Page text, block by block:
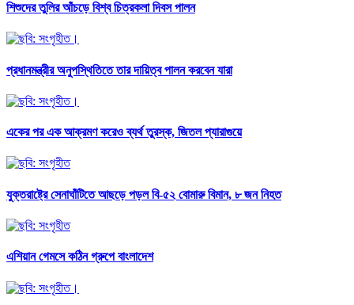
শিশুদের তুলির আঁচড়ে বিশ্ব চিত্রকলা দিবস পালন
প্রধানমন্ত্রীর অনুপস্থিতিতে তার দায়িত্ব পালন করবেন যারা
একের পর এক আক্রমণ করেও ব্যর্থ তুরস্ক, জিতল প্যারাগুয়ে
যুক্তরাষ্ট্রে সেনাঘাঁটিতে আছড়ে পড়ল বি-৫২ বোমারু বিমান, ৮ জন নিহত
এশিয়ান গেমসে কঠিন গ্রুপে বাংলাদেশ